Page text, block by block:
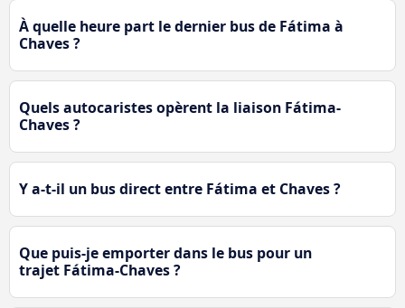
À quelle heure part le dernier bus de Fátima à
Chaves ?
Quels autocaristes opèrent la liaison Fátima-
Chaves ?
Y a-t-il un bus direct entre Fátima et Chaves ?
Que puis-je emporter dans le bus pour un
trajet Fátima-Chaves ?